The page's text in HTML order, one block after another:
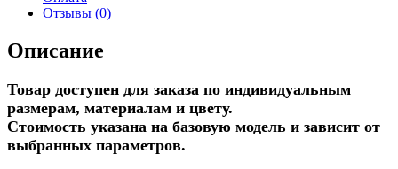
Отзывы (0)
Описание
Товар доступен для заказа по индивидуальным
размерам, материалам и цвету.
Стоимость указана на базовую модель и зависит от
выбранных параметров.